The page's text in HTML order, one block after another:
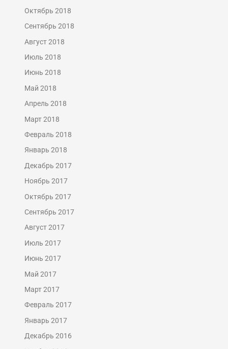
Октябрь 2018
Сентябрь 2018
Август 2018
Июль 2018
Июнь 2018
Май 2018
Апрель 2018
Март 2018
Февраль 2018
Январь 2018
Декабрь 2017
Ноябрь 2017
Октябрь 2017
Сентябрь 2017
Август 2017
Июль 2017
Июнь 2017
Май 2017
Март 2017
Февраль 2017
Январь 2017
Декабрь 2016